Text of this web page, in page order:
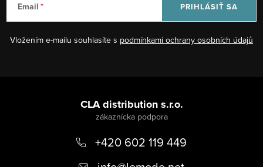
Email
Vložením e-mailu souhlasíte s podmínkami ochrany osobních údajů
PRIHLÁSIŤ SA
CLA distribution s.r.o.
+420 602 119 449